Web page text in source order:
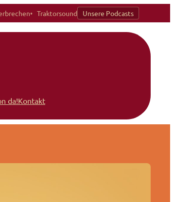
Traktorsound Unsere Podcasts
da!Kontakt